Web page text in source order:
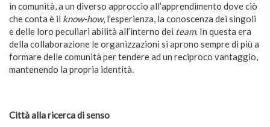
in comunità, a un diverso approccio all’apprendimento dove ciò
che conta è il know-how, l’esperienza, la conoscenza dei singoli
e delle loro peculiari abilità all’interno dei team. In questa era
della collaborazione le organizzazioni si aprono sempre di più a
formare delle comunità per tendere ad un reciproco vantaggio,
mantenendo la propria identità.
Città alla ricerca di senso